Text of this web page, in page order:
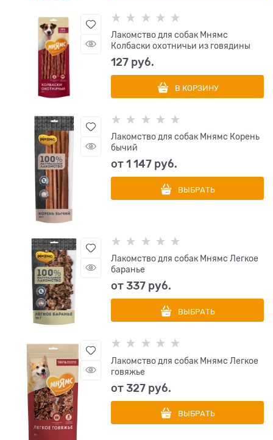
Лакомство для собак Мнямс
Колбаски охотничьи из говядины
127 руб.
В КОРЗИНУ
Лакомство для собак Мнямс Корень
бычий
от1 147 руб.
ВЫБРАТЬ
Лакомство для собак Мнямс Легкое
баранье
от337 руб.
ВЫБРАТЬ
Лакомство для собак Мнямс Легкое
говяжье
от327 руб.
ВЫБРАТЬ